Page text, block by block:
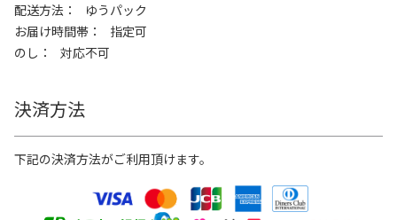
配送方法
ゆうパック
お届け時間帯
指定可
のし
対応不可
決済方法
下記の決済方法がご利用頂けます。